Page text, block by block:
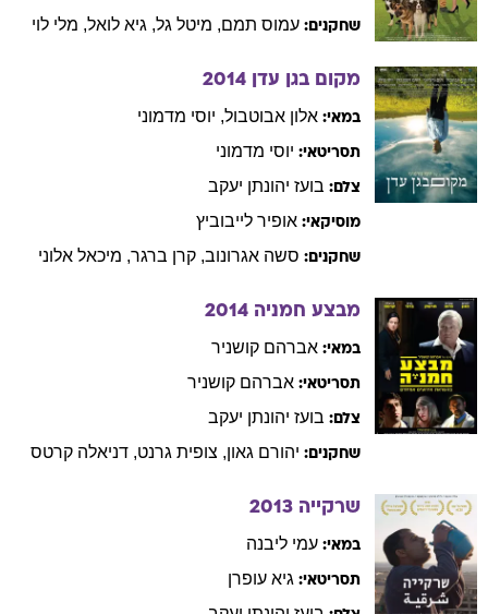
שחקנים: עמוס תמם, מיטל גל, גיא לואל, מלי לוי
מקום בגן עדן 2014
במאי: אלון אבוטבול, יוסי מדמוני
תסריטאי: יוסי מדמוני
צלם: בועז יהונתן יעקב
מוסיקאי: אופיר לייבוביץ
שחקנים: סשה אגרונוב, קרן ברגר, מיכאל אלוני
מבצע חמניה 2014
במאי: אברהם קושניר
תסריטאי: אברהם קושניר
צלם: בועז יהונתן יעקב
שחקנים: יהורם גאון, צופית גרנט, דניאלה קרטס
שרקייה 2013
במאי: עמי ליבנה
תסריטאי: גיא עופרן